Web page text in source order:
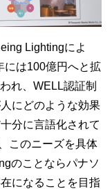
Lightingによ
には100億円へと拡
れ、 WELL認証制
にどのような効果
分に言語化されて
このニーズを具体
のことならパナソ
になることを目指